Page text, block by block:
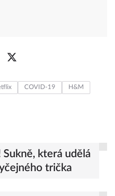
COVID-19
H&M
která udělá
trička